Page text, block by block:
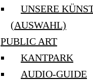
UNSERE
(AUSWAHL)
PUBLIC ART
KANTPARK
AUDIO-GUIDE